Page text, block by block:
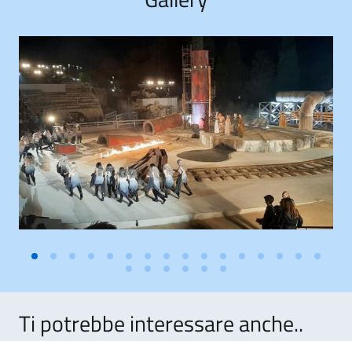
Ti potrebbe interessare anche..